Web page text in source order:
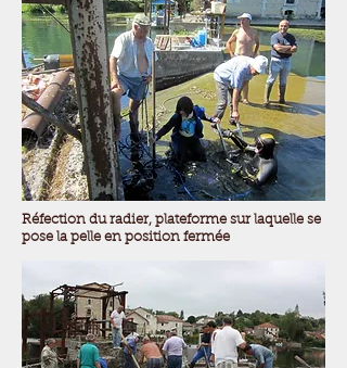
Réfection du radier, plateforme sur laquelle se
pose la pelle en position fermée